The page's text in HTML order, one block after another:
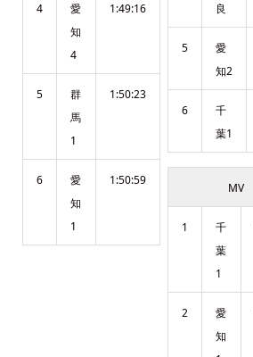
4
愛
知
4
1:49:16
5
群
馬
1
1:50:23
6
愛
知
1
1:50:59
良
5
愛
知2
6
千
葉1
MV
1
千
葉
1
2
愛
知